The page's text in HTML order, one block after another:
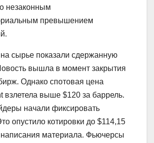
незаконным
превышением
сырье показали сдержанную
вышла в момент закрытия
Однако спотовая цена
взлетела выше $120 за баррель.
начали фиксировать
опустило котировки до $114,15
материала. Фьючерсы